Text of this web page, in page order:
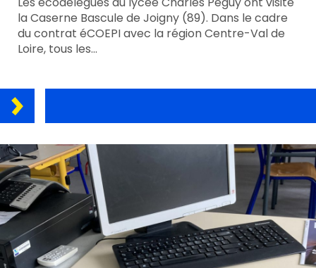
la Caserne Bascule de Joigny (89). Dans le cadre
du contrat éCOEPI avec la région Centre-Val de
Loire, tous les…